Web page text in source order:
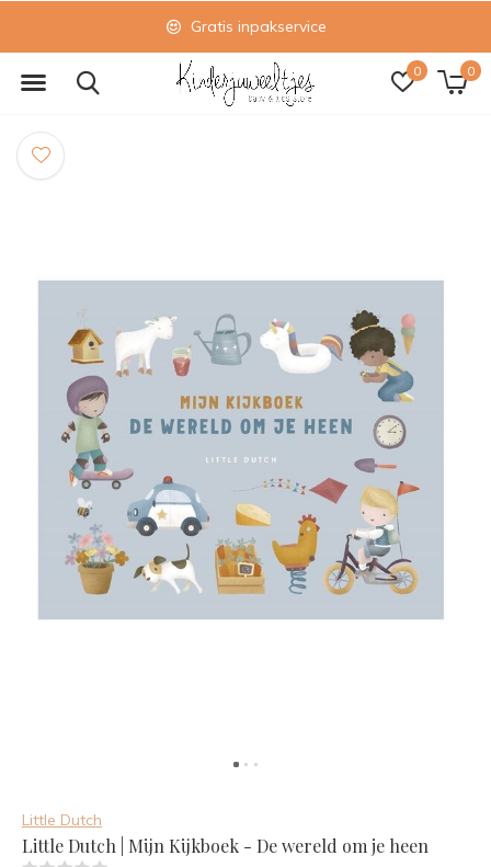
0 0
Gratis inpakservice
Little Dutch
Little Dutch | Mijn Kijkboek - De wereld om je heen